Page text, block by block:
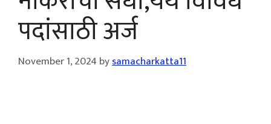
पदांसाठी अर्ज
November 1, 2024 bysamacharkatta11